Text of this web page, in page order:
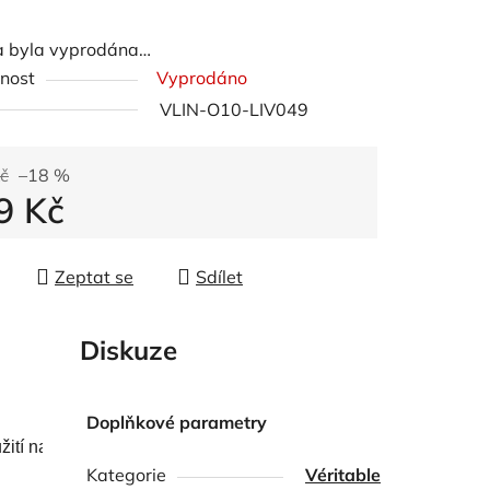
byla vyprodána…
Vyprodáno
VLIN-O10-LIV049
–18 %
Kč
Zeptat se Sdílet
Diskuze
navržené pro jednoduché a efektivní použití.
Doplňkové parametry
Kategorie
Véritable